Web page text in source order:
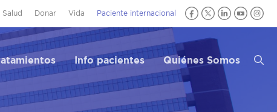
Salud Donar Vida Paciente internacional
Info pacientes Quiénes Somos